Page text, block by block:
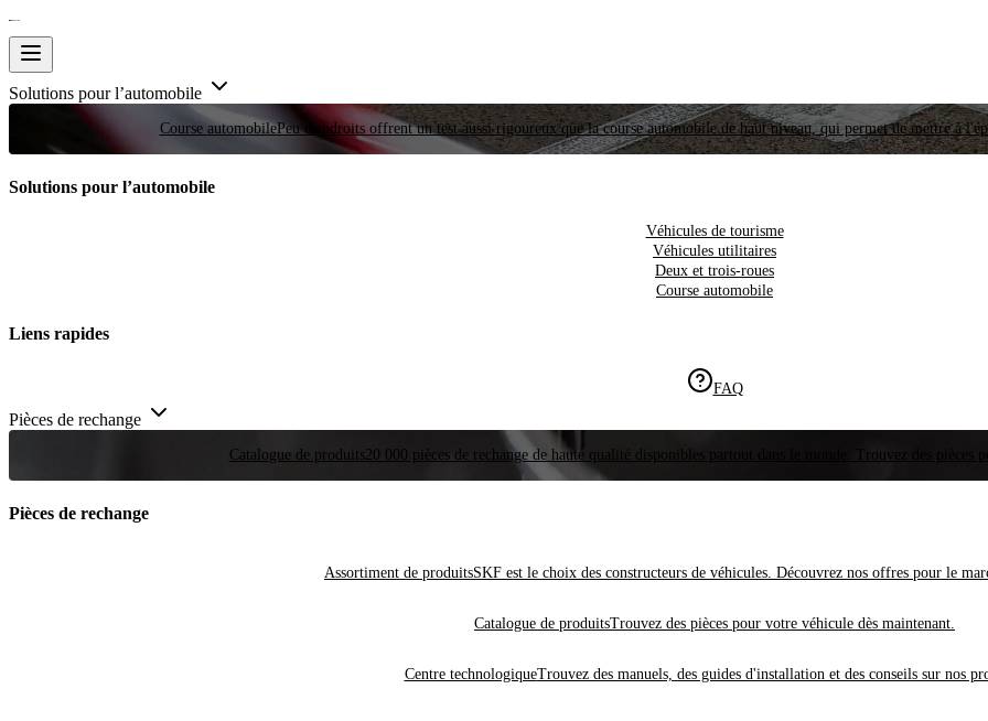
Solutions pour l’automobile
Course automobilePeu d'endroits offrent un test aussi rigoureux que la course automobile de haut niveau, qui permet de mettre à
Solutions pour l’automobile
Véhicules de tourisme
Véhicules utilitaires
Deux et trois-roues
Course automobile
Liens rapides
FAQ
Pièces de rechange
Catalogue de produits20 000 pièces de rechange de haute qualité disponibles partout dans le monde. Trouvez des pièces
Pièces de rechange
Assortiment de produitsSKF est le choix des constructeurs de véhicules. Découvrez nos offres pour le
Catalogue de produitsTrouvez des pièces pour votre véhicule dès maintenant.
Centre technologiqueTrouvez des manuels, des guides d'installation et des conseils sur nos